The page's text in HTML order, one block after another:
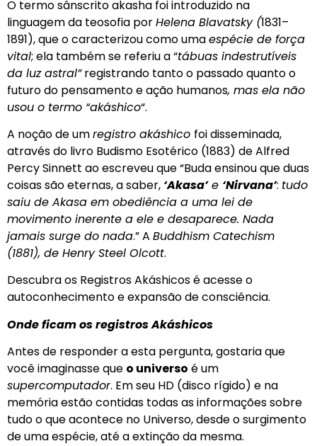
O termo sânscrito akasha foi introduzido na
linguagem da teosofia porHelena Blavatsky (1831–
1891), que o caracterizou como umaespécie de força
vital; ela também se referiu a “tábuas indestrutíveis
da luz astral”registrando tanto o passado quanto o
futuro do pensamento e ação humanos, mas ela não
usou o termo “akáshico“.
A noção de umregistro akáshico foi disseminada,
através do livro Budismo Esotérico (1883) de Alfred
Percy Sinnett ao escreveu que “Buda ensinou que duas
coisas são eternas, a saber, ‘Akasa’e ‘Nirvana’: tudo
saiu de Akasa em obediência a uma lei de
movimento inerente a ele e desaparece. Nada
jamais surge do nada.” A Buddhism Catechism
(1881), de Henry Steel Olcott.
Descubra os Registros Akáshicos é acesse o
autoconhecimento e expansão de consciência.
Onde ficam os registros Akáshicos
Antes de responder a esta pergunta, gostaria que
você imaginasse que o universo é um
supercomputador. Em seu HD (disco rígido) e na
memória estão contidas todas as informações sobre
tudo o que acontece no Universo, desde o surgimento
de uma espécie, até a extinção da mesma.